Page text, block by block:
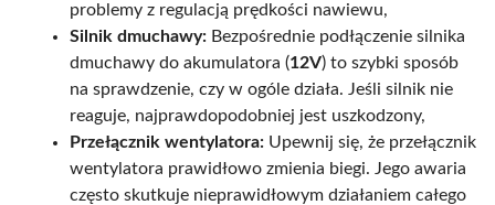
problemy z regulacją prędkości nawiewu,
Silnik dmuchawy: Bezpośrednie podłączenie silnika
dmuchawy do akumulatora (12V) to szybki sposób
na sprawdzenie, czy w ogóle działa. Jeśli silnik nie
reaguje, najprawdopodobniej jest uszkodzony,
Przełącznik wentylatora: Upewnij się, że przełącznik
wentylatora prawidłowo zmienia biegi. Jego awaria
często skutkuje nieprawidłowym działaniem całego